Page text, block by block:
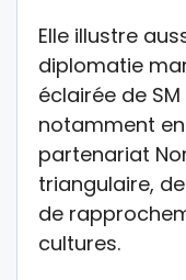
Elle illustre
diplomatie
éclairée de
notamment
partenariat
triangulaire,
de
cultures.